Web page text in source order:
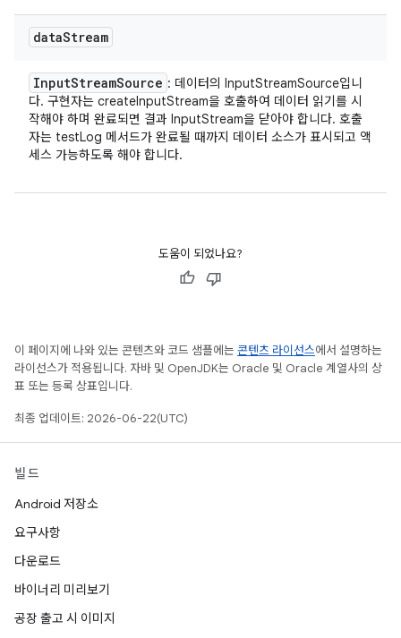
dataStream
InputStreamSource : 데이터의 InputStreamSource입니
다. 구현자는 createInputStream을 호출하여 데이터 읽기를 시
작해야 하며 완료되면 결과 InputStream을 닫아야 합니다. 호출
자는 testLog 메서드가 완료될 때까지 데이터 소스가 표시되고 액
세스 가능하도록 해야 합니다.
도움이 되었나요?
이 페이지에 나와 있는 콘텐츠와 코드 샘플에는 콘텐츠 라이선스에서 설명하는
라이선스가 적용됩니다. 자바 및 OpenJDK는 Oracle 및 Oracle 계열사의 상
표 또는 등록 상표입니다.
최종 업데이트: 2026-06-22(UTC)
빌드
Android 저장소
요구사항
다운로드
바이너리 미리보기
공장 출고 시 이미지